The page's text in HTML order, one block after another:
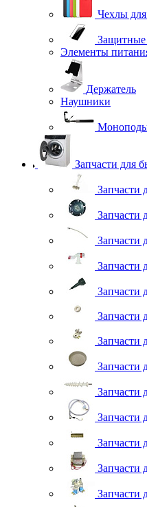
Чехлы
Защитные
Элементы
Держатель
Наушники
Запчасти для
Запчасти
Запчасти
Запчасти
Запчасти
Запчасти
Запчасти
Запчасти
Запчасти
Запчасти
Запчасти
Запчасти
Запчасти
Запчасти